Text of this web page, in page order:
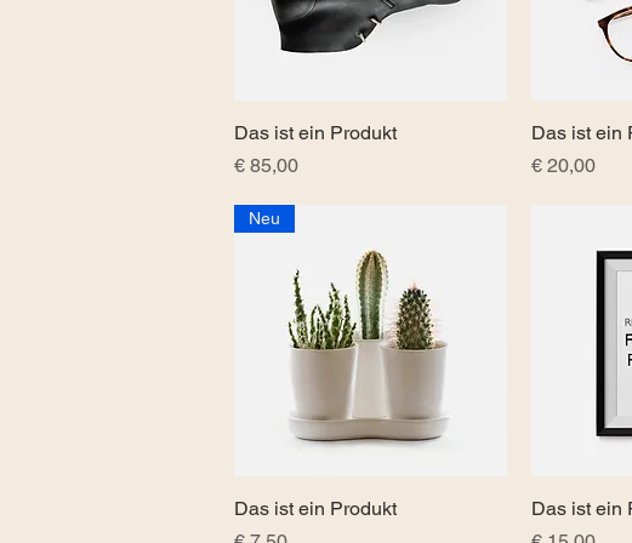
Schnellansicht
Das ist ein Produkt
Preis
€ 85,00
Das ist ein
Preis
€ 20,00
Schnellansicht
Neu
Das ist ein Produkt
Das ist ein